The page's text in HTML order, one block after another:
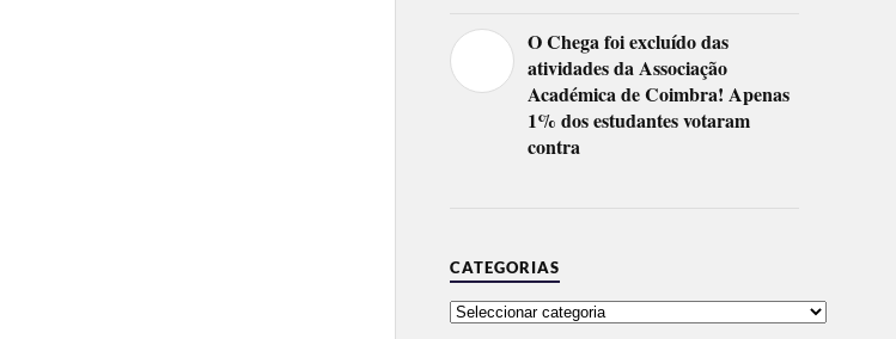
O Chega foi excluído das
atividades da Associação
Académica de Coimbra! Apenas
1% dos estudantes votaram
contra
CATEGORIAS